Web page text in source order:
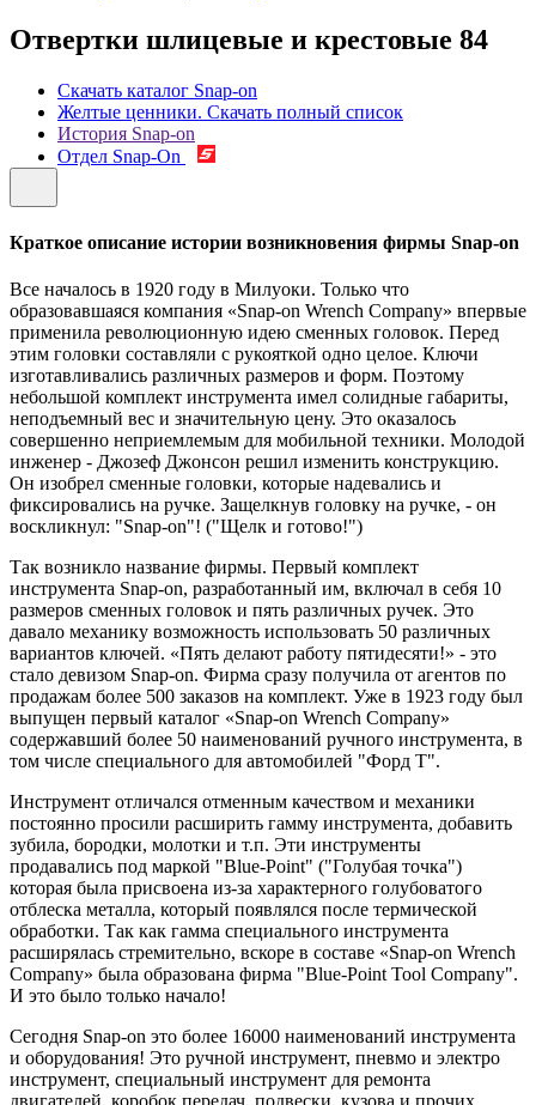
Отвертки шлицевые и крестовые 84
Скачать каталог Snap-on
Желтые ценники. Скачать полный список
История Snap-on
Отдел Snap-On
Краткое описание истории возникновения фирмы Snap-on
Все началось в 1920 году в Милуоки. Только что
образовавшаяся компания «Snap-on Wrench Company» впервые
применила революционную идею сменных головок. Перед
этим головки составляли с рукояткой одно целое. Ключи
изготавливались различных размеров и форм. Поэтому
небольшой комплект инструмента имел солидные габариты,
неподъемный вес и значительную цену. Это оказалось
совершенно неприемлемым для мобильной техники. Молодой
инженер - Джозеф Джонсон решил изменить конструкцию.
Он изобрел сменные головки, которые надевались и
фиксировались на ручке. Защелкнув головку на ручке, - он
воскликнул: "Snap-on"! ("Щелк и готово!")
Так возникло название фирмы. Первый комплект
инструмента Snap-on, разработанный им, включал в себя 10
размеров сменных головок и пять различных ручек. Это
давало механику возможность использовать 50 различных
вариантов ключей. «Пять делают работу пятидесяти!» - это
стало девизом Snap-on. Фирма сразу получила от агентов по
продажам более 500 заказов на комплект. Уже в 1923 году был
выпущен первый каталог «Snap-on Wrench Company»
содержавший более 50 наименований ручного инструмента, в
том числе специального для автомобилей "Форд Т".
Инструмент отличался отменным качеством и механики
постоянно просили расширить гамму инструмента, добавить
зубила, бородки, молотки и т.п. Эти инструменты
продавались под маркой "Blue-Point" ("Голубая точка")
которая была присвоена из-за характерного голубоватого
отблеска металла, который появлялся после термической
обработки. Так как гамма специального инструмента
расширялась стремительно, вскоре в составе «Snap-on Wrench
Company» была образована фирма "Blue-Point Tool Company".
И это было только начало!
Сегодня Snap-on это более 16000 наименований инструмента
и оборудования! Это ручной инструмент, пневмо и электро
инструмент, специальный инструмент для ремонта